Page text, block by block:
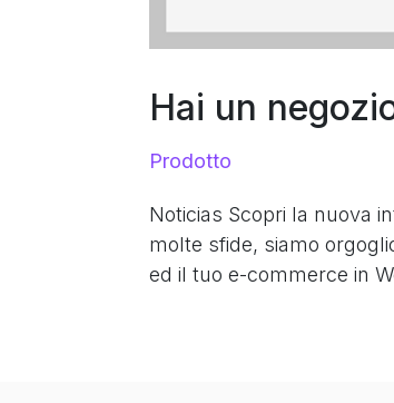
Hai un
Prodotto
Noticias Scopri la nuova
molte sfide, siamo
ed il tuo e-commerce in